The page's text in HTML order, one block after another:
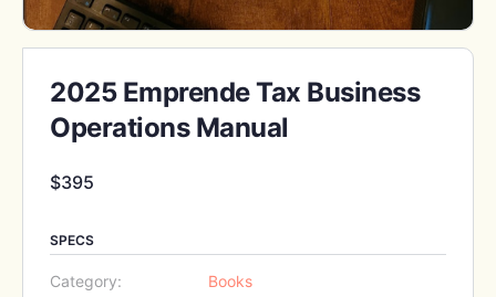
2025 Emprende Tax Business
Operations Manual
$395
SPECS
Category:
Books